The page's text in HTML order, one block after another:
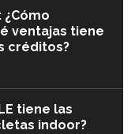
¿Cómo
ventajas tiene
créditos?
tiene las
indoor?